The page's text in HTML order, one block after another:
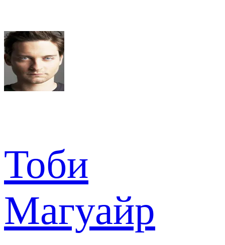
Тоби
Магуайр